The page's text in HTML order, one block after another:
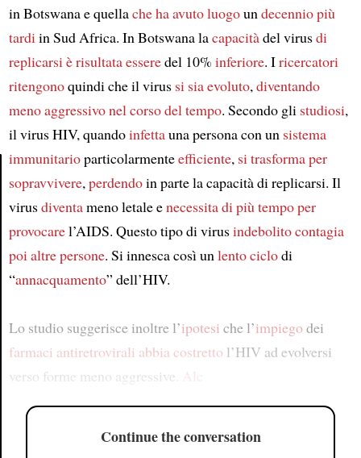
Article
in Botswana e quellache ha avuto luogoundecenniopiù
tardiin Sud Africa. In Botswana lacapacitàdel virusdi
replicarsiè risultata esseredel 10% inferiore. Iricercatori
ritengonoquindi che il virus si sia evoluto,diventando
meno aggressivonel corso del tempo. Secondo gli studiosi,
il virus HIV, quandoinfettauna persona con un sistema
immunitarioparticolarmenteefficiente, si trasforma per
sopravvivere,perdendoin parte la capacità di replicarsi. Il
virusdiventameno letale enecessita di più tempoper
provocarel’AIDS. Questo tipo di virusindebolitocontagia
poialtre persone. Si innesca così unlento ciclodi
“annacquamento” dell’HIV.
Lo studio suggerisce inoltre l’ipotesi che l’impiegodei
farmaci antiretrovirali abbia costretto l’HIV ad evolversi
verso forme meno aggressive.
Alc
Continue the conversation